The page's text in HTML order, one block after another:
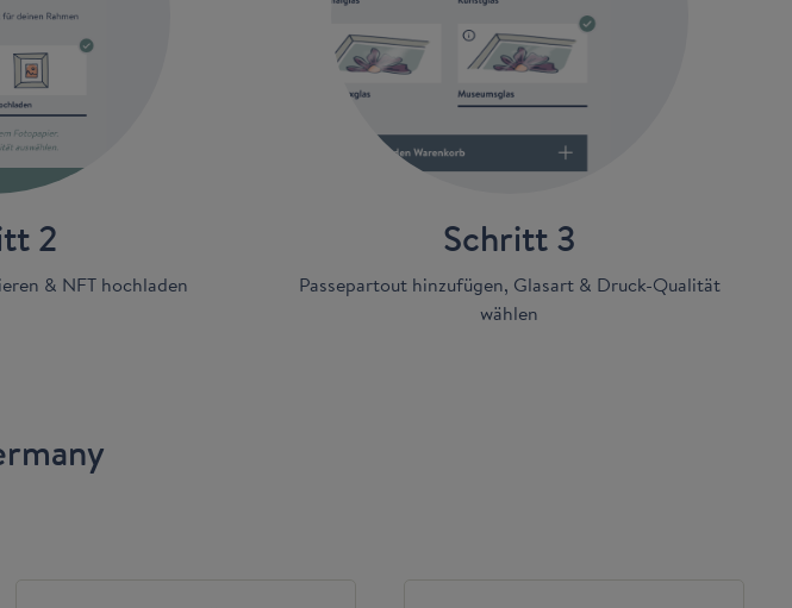
2
& NFT hochladen
Schritt 3
Passepartout hinzufügen, Glasart & Druck-Qualität
wählen